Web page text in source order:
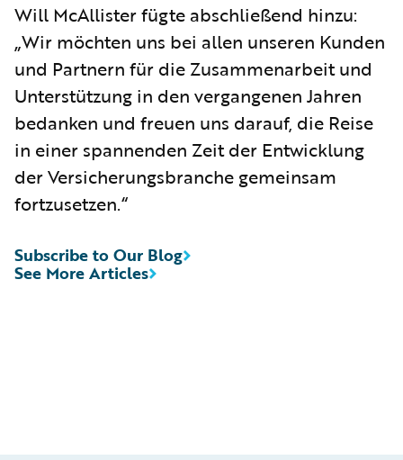
Will McAllister fügte abschließend hinzu:
„Wir möchten uns bei allen unseren Kunden
und Partnern für die Zusammenarbeit und
Unterstützung in den vergangenen Jahren
bedanken und freuen uns darauf, die Reise
in einer spannenden Zeit der Entwicklung
der Versicherungsbranche gemeinsam
fortzusetzen.“
See More Articles
Subscribe to Our Blog